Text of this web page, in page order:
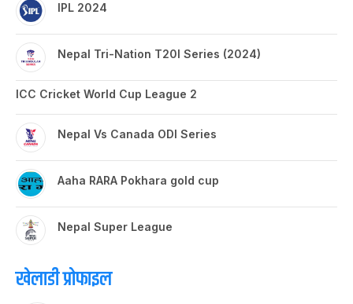
IPL 2024
Nepal Tri-Nation T20I Series (2024)
ICC Cricket World Cup League 2
Nepal Vs Canada ODI Series
Aaha RARA Pokhara gold cup
Nepal Super League
खेलाडी प्रोफाइल